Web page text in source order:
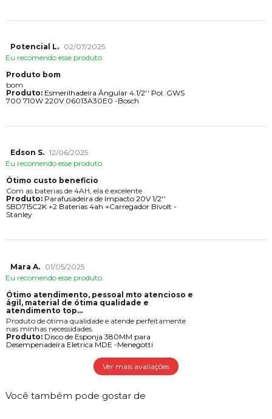
Potencial L.
02/07/2025
Eu recomendo esse produto.
Produto bom
bom
Produto:Esmerilhadeira Ângular 4.1/2'' Pol. GWS
700 710W 220V 06013A30E0 -Bosch
Edson S. 12/06/2025
Eu recomendo esse produto.
Ótimo custo beneficio
Com as baterias de 4AH, ela é excelente
Produto:Parafusadeira de Impacto 20V 1/2''
SBD715C2K +2 Baterias 4ah +Carregador Bivolt -
Stanley
Mara A.
01/05/2025
Eu recomendo esse produto.
Ótimo atendimento, pessoal mto atencioso e
gil, material de ótima qualidade e
atendimento top...
Produto de ótima qualidade e atende perfeitamente
nas minhas necessidades.
Produto:Disco de Esponja 380MM para
Desempenadeira Eletrica MDE -Menegotti
Ver mais avaliações
Você também pode gostar de